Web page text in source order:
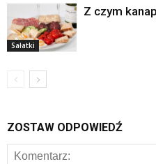
Sałatki
Z czym
ZOSTAW ODPOWIEDŹ